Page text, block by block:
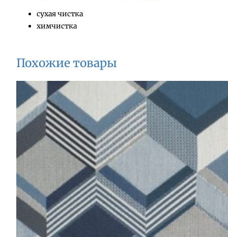
сухая чистка
химчистка
Похожие товары